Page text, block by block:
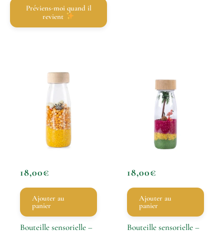
Préviens-moi quand il
revient
18,00€
Ajouter au
panier
Bouteille sensorielle –
18,00€
Ajouter au
panier
Bouteille sensorielle –